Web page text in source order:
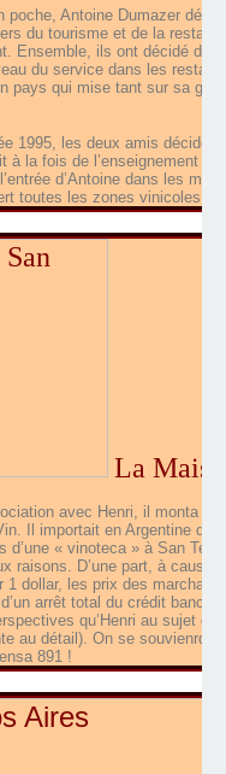
poche, Antoine Dumazer
du tourisme et de la
Ensemble, ils ont décidé de
du service dans les
pays qui mise tant sur sa
1995, les deux amis
à la fois de l’enseignement
d’Antoine dans les
toutes les zones vinicoles
La
avec Henri, il monta
Il importait en Argentine
« vinoteca » à San
raisons. D’une part, à
1 dollar, les prix des
arrêt total du crédit
qu’Henri au sujet
au détail). On se
891 !